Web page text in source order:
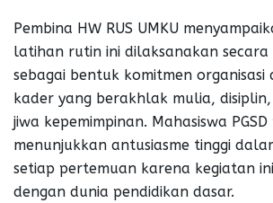
Pembina HW RUS UMKU
latihan rutin ini dilaksanakan
sebagai bentuk komitmen organisasi
kader yang berakhlak mulia,
jiwa kepemimpinan. Mahasiswa
menunjukkan antusiasme tinggi
setiap pertemuan karena kegiatan
dengan dunia pendidikan dasar.